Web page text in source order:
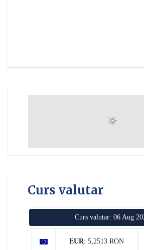
Curs valutar
Curs valutar: 06 Aug
EUR: 5,2513 RON